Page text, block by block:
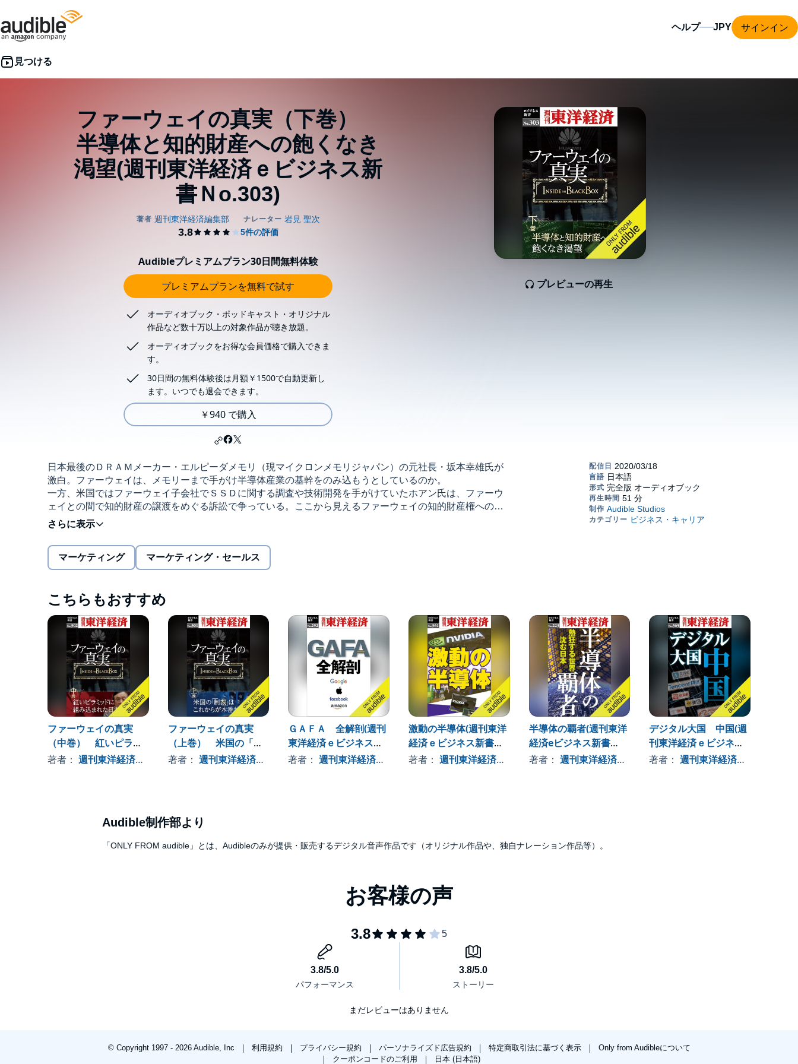
ヘルプ サインイン
ファーウェイの真実（下巻）
半導体と知的財産への飽くなき
渇望(週刊東洋経済ｅビジネス新
書Ｎo.303)
プレビューの再生
Audibleプレミアムプラン30日間無料体験
プレミアムプランを無料で試す
オーディオブック・ポッドキャスト・オリジナル
作品など数十万以上の対象作品が聴き放題。
オーディオブックをお得な会員価格で購入できま
す。
30日間の無料体験後は月額￥1500で自動更新し
ます。いつでも退会できます。
￥940 で購入
日本最後のＤＲＡＭメーカー・エルピーダメモリ（現マイクロンメモリジャパン）の元社長・坂本幸雄氏が
激白。ファーウェイは、メモリーまで手がけ半導体産業の基幹をのみ込もうとしているのか。
一方、米国ではファーウェイ子会社でＳＳＤに関する調査や技術開発を手がけていたホアン氏は、ファーウ
ェイとの間で知的財産の譲渡をめぐる訴訟で争っている。ここから見えるファーウェイの知的財産権への執
念とは？
★ファーウェイへの禁輸措置を正確に見通した、東洋経済独自リポートを緊急出版！
★技術覇権を左右する半導体と知的財産、巨大企業の戦略は？すべてが分かる！
を再編集したものです）©東洋経済新報社 (P)2020 Audible, Inc.
マーケティング マーケティング・セールス
こちらもおすすめ
ファーウェイの真実
（中巻） 紅いピラミ
ッドに組み込まれた日
著者： 週刊東洋経済編集部
ファーウェイの真実
（上巻） 米国の「制
裁」はこれからが本番
著者： 週刊東洋経済編集部
ＧＡＦＡ 全解剖(週刊
東洋経済ｅビジネス新
書Ｎo.292)
著者：週刊東洋経済編集部
激動の半導体(週刊東洋
経済ｅビジネス新書Ｎ
o.361)
著者： 週刊東洋経済編集部
半導体の覇者(週刊東洋
経済eビジネス新書
No.223)
著者： 週刊東洋経済編集部
デジタル大国 中国(週
刊東洋経済ｅビジネス
新書Ｎo.365)
著者：週刊東洋経済編集部
Audible制作部より
「ONLY FROM audible」とは、Audibleのみが提供・販売するデジタル音声作品です（オリジナル作品や、独自ナレーション作品等）。
まだレビューはありません
© Copyright 1997 - 2026 Audible, Inc 利用規約 プライバシー規約 パーソナライズド広告規約 特定商取引法に基づく表示
Only from Audibleについて
クーポンコードのご利用
日本 (日本語)